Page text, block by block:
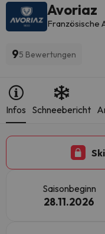
Avoriaz
Französische
95 Bewertungen
Infos Schneebericht
Saisonbeginn
28.11.2026